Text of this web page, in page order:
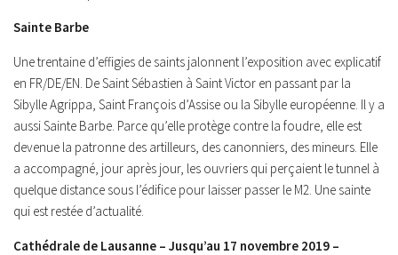
Sainte Barbe
Une trentaine d’effigies de saints jalonnent l’exposition avec explicatif
en FR/DE/EN. De Saint Sébastien à Saint Victor en passant par la
Sibylle Agrippa, Saint François d’Assise ou la Sibylle européenne. Il y a
aussi Sainte Barbe. Parce qu’elle protège contre la foudre, elle est
devenue la patronne des artilleurs, des canonniers, des mineurs. Elle
a accompagné, jour après jour, les ouvriers qui perçaient le tunnel à
quelque distance sous l’édifice pour laisser passer le M2. Une sainte
qui est restée d’actualité.
Cathédrale de Lausanne – Jusqu’au 17 novembre 2019 –